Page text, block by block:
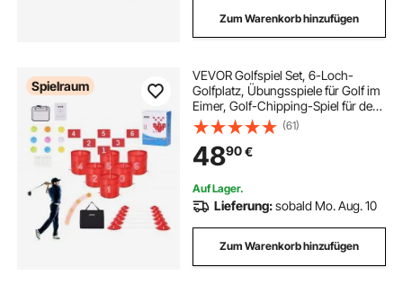
Zum Warenkorb hinzufügen
Spielraum
VEVOR Golfspiel Set, 6-Loch-
Golfplatz, Übungsspiele für Golf im
Eimer, Golf-Chipping-Spiel für den
Außenbereich, tragbares Outdoor-
Golfspiel, Ideal für Rasen, Hof,
Camping, Park, Strand
(61)
4890€
Auf Lager.
Lieferung:sobald Mo. Aug. 10
Zum Warenkorb hinzufügen